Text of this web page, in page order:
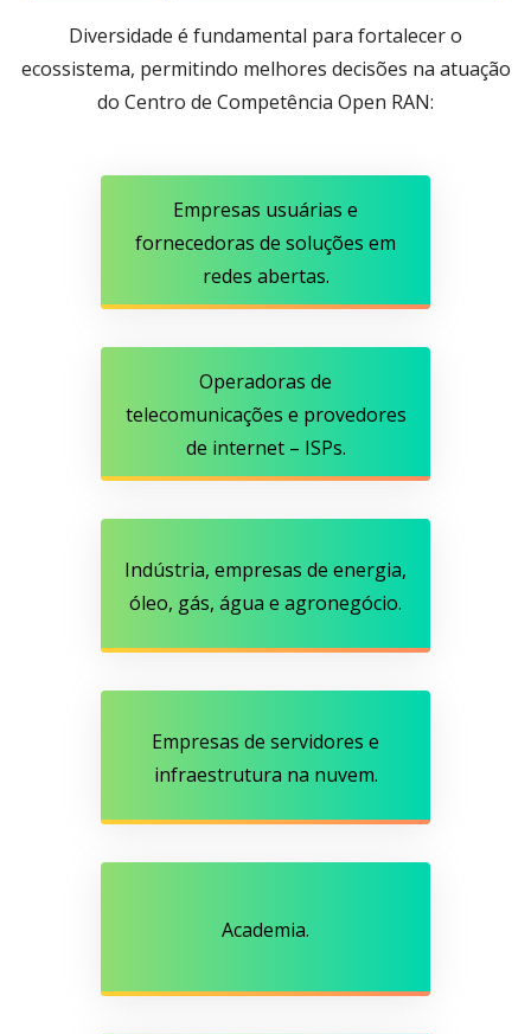
Diversidade é fundamental para fortalecer o
ecossistema, permitindo melhores decisões na atuação
do Centro de Competência Open RAN:
Empresas usuárias e
fornecedoras de soluções em
redes abertas.
Operadoras de
telecomunicações e provedores
de internet – ISPs.
Indústria, empresas de energia,
óleo, gás, água e agronegócio.
Empresas de servidores e
infraestrutura na nuvem.
Academia.